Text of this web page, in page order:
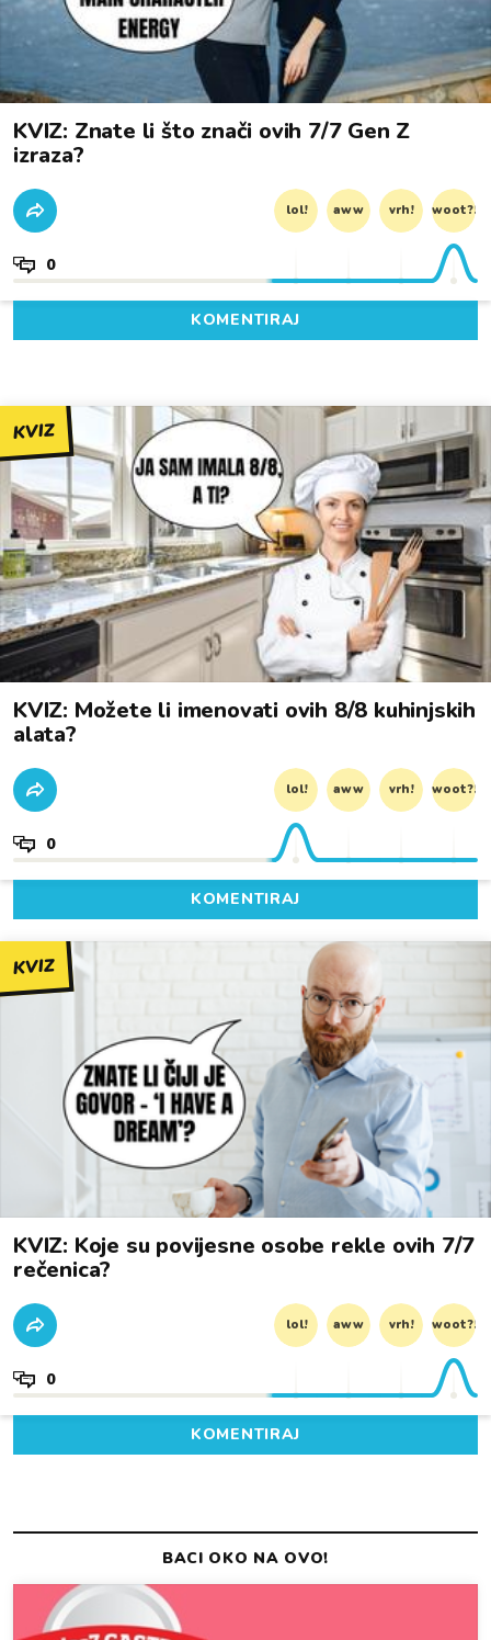
KVIZ: Znate li što znači ovih 7/7 Gen Z
izraza?
lol! aww vrh! woot?!
0
KOMENTIRAJ
KVIZ
KVIZ: Možete li imenovati ovih 8/8 kuhinjskih
alata?
lol! aww vrh! woot?!
0
KOMENTIRAJ
KVIZ
KVIZ: Koje su povijesne osobe rekle ovih 7/7
rečenica?
lol! aww vrh! woot?!
0
KOMENTIRAJ